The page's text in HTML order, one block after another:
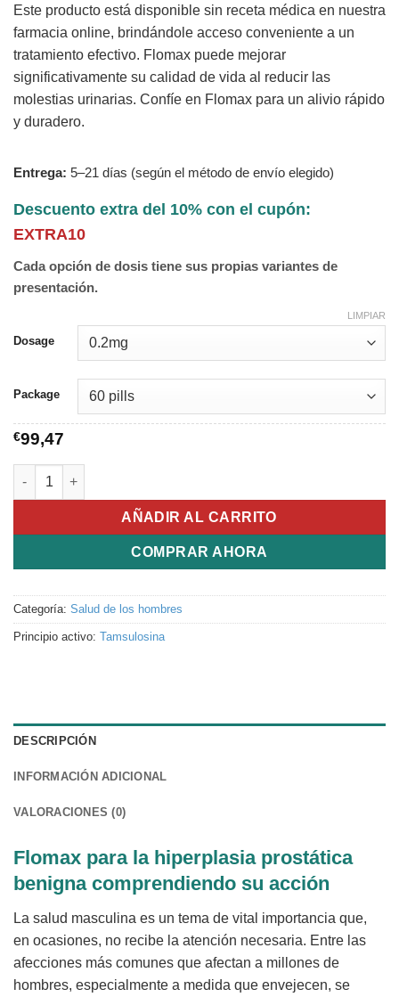
Este producto está disponible sin receta médica en nuestra
farmacia online, brindándole acceso conveniente a un
tratamiento efectivo. Flomax puede mejorar
significativamente su calidad de vida al reducir las
molestias urinarias. Confíe en Flomax para un alivio rápido
y duradero.
Entrega: 5–21 días (según el método de envío elegido)
Descuento extra del 10% con el cupón:
EXTRA10
Cada opción de dosis tiene sus propias variantes de
presentación.
Dosage
Package
LIMPIAR
€99,47
Flomax cantidad
AÑADIR AL CARRITO
COMPRAR AHORA
Categoría: Salud de los hombres
Principio activo: Tamsulosina
DESCRIPCIÓN
INFORMACIÓN ADICIONAL
VALORACIONES (0)
Flomax para la hiperplasia prostática
benigna comprendiendo su acción
La salud masculina es un tema de vital importancia que,
en ocasiones, no recibe la atención necesaria. Entre las
afecciones más comunes que afectan a millones de
hombres, especialmente a medida que envejecen, se